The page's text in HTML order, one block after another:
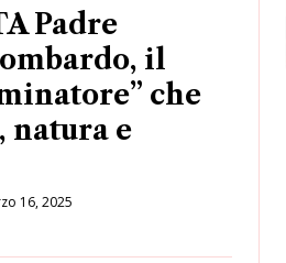
Padre
il
che
natura e
16, 2025